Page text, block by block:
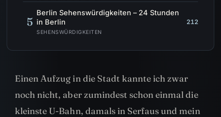
5
Berlin Sehenswürdigkeiten – 24 Stunden
in Berlin
SEHENSWÜRDIGKEITEN
212
Einen Aufzug in die Stadt kannte ich zwar
noch nicht, aber zumindest schon einmal die
kleinste U-Bahn, damals in Serfaus und mein